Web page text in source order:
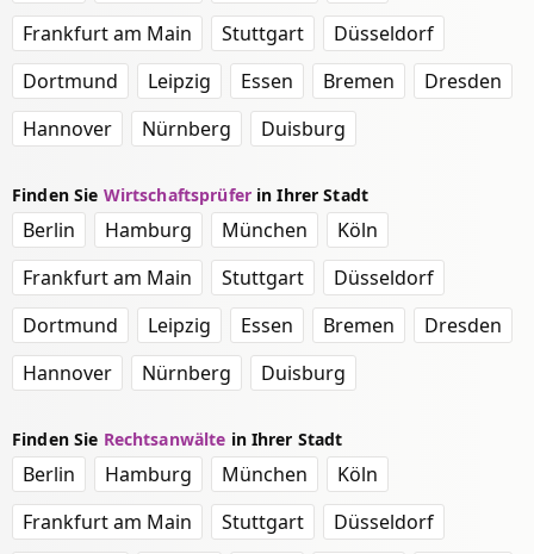
Frankfurt am Main
Stuttgart
Düsseldorf
Dortmund
Leipzig Essen Bremen
Dresden
Hannover
Nürnberg Duisburg
Finden Sie Wirtschaftsprüferin Ihrer Stadt
Berlin Hamburg München
Köln
Frankfurt am Main
Stuttgart
Düsseldorf
Dortmund
Leipzig Essen Bremen
Dresden
Hannover
Nürnberg Duisburg
Finden Sie Rechtsanwälte in Ihrer Stadt
Berlin Hamburg München
Köln
Frankfurt am Main
Stuttgart
Düsseldorf